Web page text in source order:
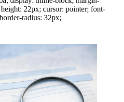
22px; cursor: pointer; font-
radius: 32px;